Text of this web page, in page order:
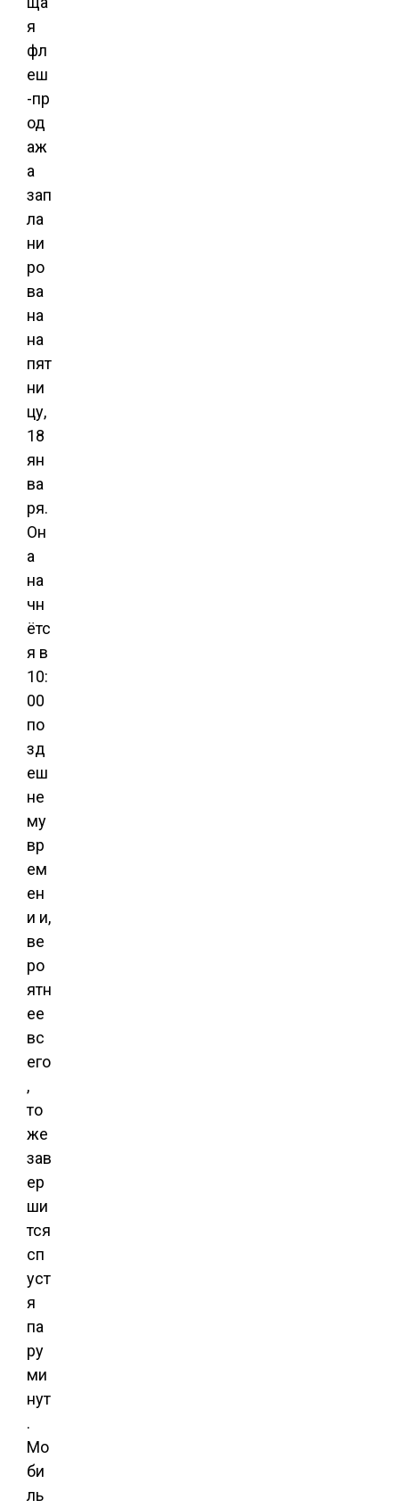
я
фл
еш
-пр
од
аж
а
зап
ла
ни
ро
ва
на
на
пят
ни
цу,
18
ян
ва
ря.
Он
а
на
чн
ётс
я в
10:
00
по
зд
еш
не
му
вр
ем
ен
и и,
ве
ро
ятн
ее
вс
его
,
то
же
зав
ер
ши
тся
сп
уст
я
па
ру
ми
нут
.
Мо
би
ль